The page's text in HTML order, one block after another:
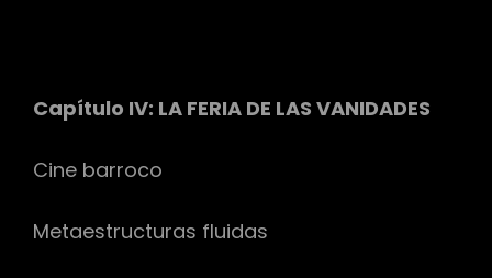
Capítulo IV: LA FERIA DE LAS VANIDADES
Cine barroco
Metaestructuras fluidas